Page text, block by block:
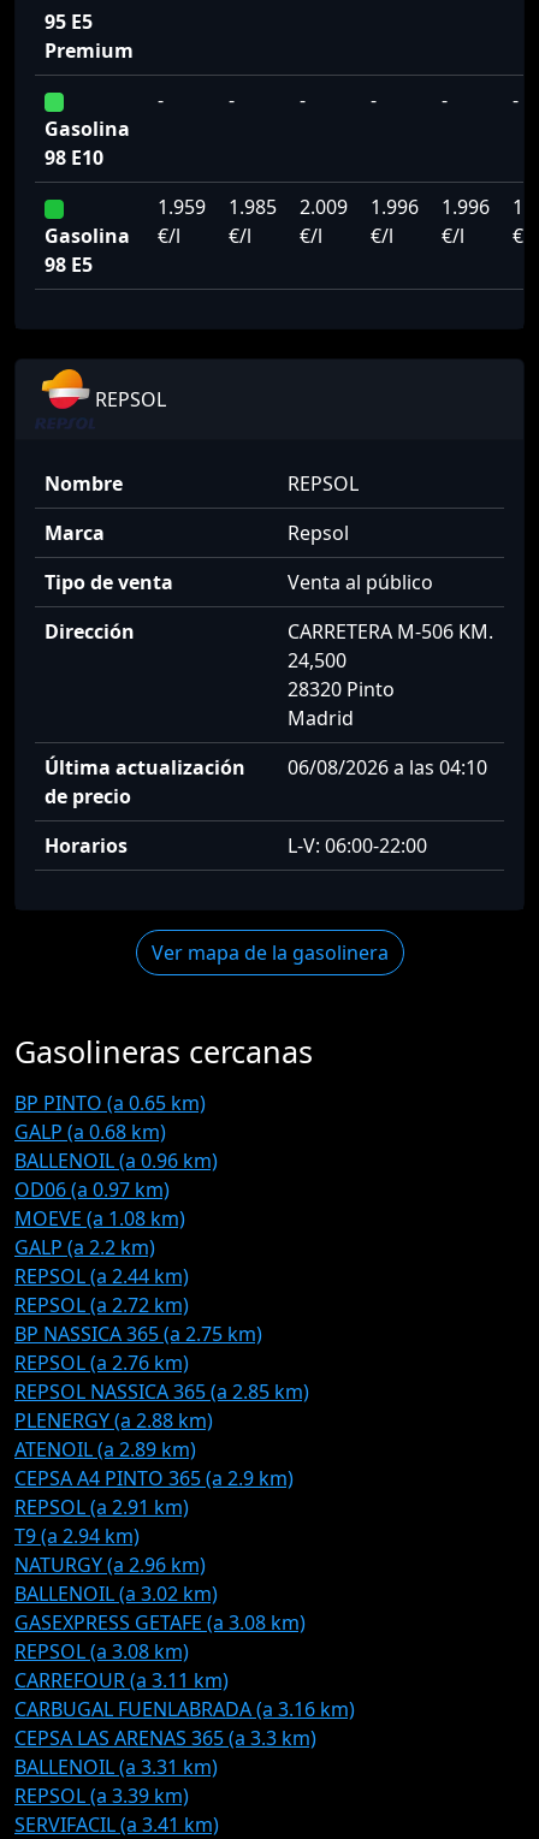
95 E5
Premium
Gasolina
98 E10
- - - - - -
Gasolina
98 E5
1.959
€/l
1.985
€/l
2.009
€/l
1.996
€/l
1.996
€/l
€/l
REPSOL
Nombre
REPSOL
Marca
Repsol
Tipo de venta
Venta al público
Dirección
CARRETERA M-506 KM.
24,500
28320 Pinto
Madrid
Última actualización
de precio
06/08/2026 a las 04:10
Horarios L-V: 06:00-22:00
Ver mapa de la gasolinera
Gasolineras cercanas
BP PINTO (a 0.65 km)
GALP (a 0.68 km)
BALLENOIL (a 0.96 km)
OD06 (a 0.97 km)
MOEVE (a 1.08 km)
GALP (a 2.2 km)
REPSOL (a 2.44 km)
REPSOL (a 2.72 km)
BP NASSICA 365 (a 2.75 km)
REPSOL (a 2.76 km)
REPSOL NASSICA 365 (a 2.85 km)
PLENERGY (a 2.88 km)
ATENOIL (a 2.89 km)
CEPSA A4 PINTO 365 (a 2.9 km)
REPSOL (a 2.91 km)
T9 (a 2.94 km)
NATURGY (a 2.96 km)
BALLENOIL (a 3.02 km)
GASEXPRESS GETAFE (a 3.08 km)
REPSOL (a 3.08 km)
CARREFOUR (a 3.11 km)
CARBUGAL FUENLABRADA (a 3.16 km)
CEPSA LAS ARENAS 365 (a 3.3 km)
BALLENOIL (a 3.31 km)
REPSOL (a 3.39 km)
SERVIFACIL (a 3.41 km)